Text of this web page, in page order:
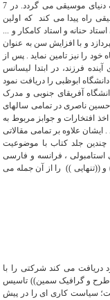
افسردگی شد که همین مسئله سر آغازی برای ورود او به دنیای موسیقی می گردد. در 7
راه پیدا می کند که اولین
حنانه و استاد کامکار و ...
می پردازد و با افزایش سن به عنوان
خود را نیز تامین نماید . پس از
فرزند، در ابتدا لیسانس
ابوظبی را دریافت نمود
آفریقای جنوبی و مدرک
. حسین ناصری در تمامی سالهای
افتخارات و جوابز مربوط به
ایشان علاوه بر تمامی مقالاتی
چندین جلد کتاب با موضوعیت
استامبولی ، فرانسه و فارسی
((تنهایی )) را از آن جمله می
خود دریافت می کند شرکتی را با
طرح و گرافیک سمین)) تاسیس
سیاست کاری ای را در پیش